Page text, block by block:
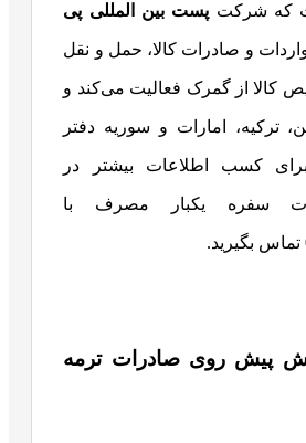
که شرکت پست بین المللی پی
و صادرات کالا، حمل و نقل
کالا از گمرک فعالیت می‌کند و
ترکیه، امارات و سوریه دفتر
برای کسب اطلاعات بیشتر در
سفره یکبار مصرف با
تماس بگیرید.
پیش روی صادرات ترمه